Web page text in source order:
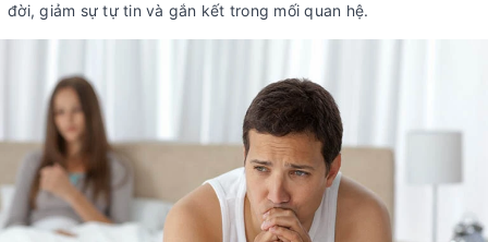
đời, giảm sự tự tin và gắn kết trong mối quan hệ.